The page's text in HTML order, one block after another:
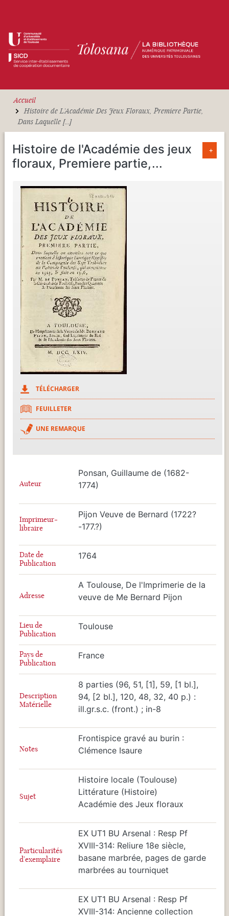
Accueil
Histoire de L'Académie Des Jeux Floraux, Premiere Partie,
Dans Laquelle [...]
Histoire de l'Académie des jeux
floraux, Premiere partie,...
+
TÉLÉCHARGER
FEUILLETER
UNE REMARQUE
Auteur
Ponsan, Guillaume de (1682-
1774)
Imprimeur-
libraire
Pijon Veuve de Bernard (1722?
-177.?)
Date de
Publication
1764
Adresse
A Toulouse, De l'Imprimerie de la
veuve de Me Bernard Pijon
Lieu de
Publication
Toulouse
Pays de
Publication
France
Description
Matérielle
8 parties (96, 51, [1], 59, [1 bl.],
94, [2 bl.], 120, 48, 32, 40 p.) :
ill.gr.s.c. (front.) ; in-8
Notes
Frontispice gravé au burin :
Clémence Isaure
Sujet
Histoire locale (Toulouse)
Littérature (Histoire)
Académie des Jeux floraux
Particularités
d'exemplaire
EX UT1 BU Arsenal : Resp Pf
XVIII-314: Reliure 18e siècle,
basane marbrée, pages de garde
marbrées au tourniquet
EX UT1 BU Arsenal : Resp Pf
XVIII-314: Ancienne collection